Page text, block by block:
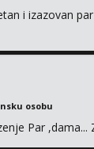
i izazovan
osobu
Par